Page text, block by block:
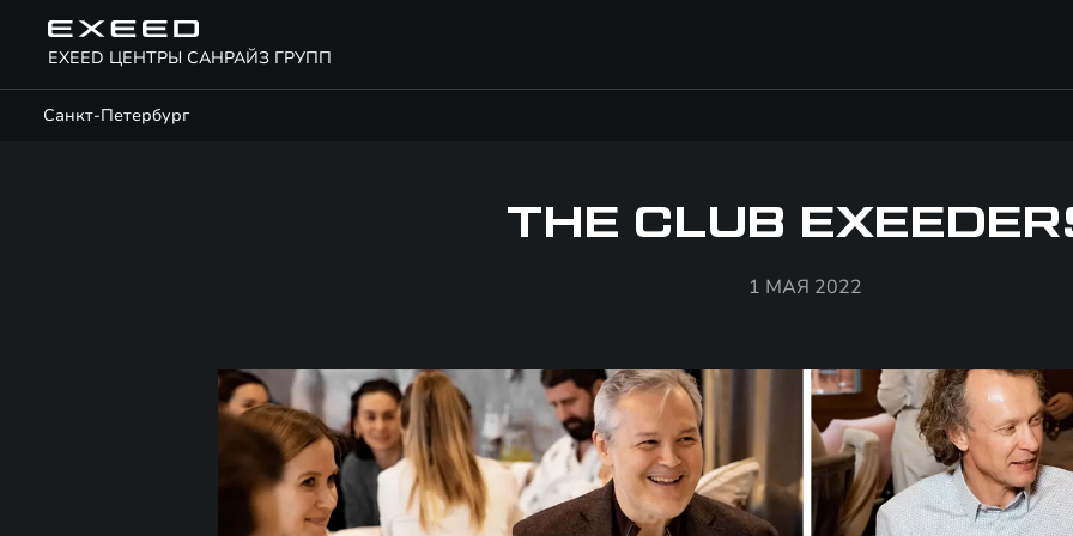
EXEED ЦЕНТРЫ САНРАЙЗ ГРУПП
Санкт-Петербург
THE CLUB
1 МАЯ 2022